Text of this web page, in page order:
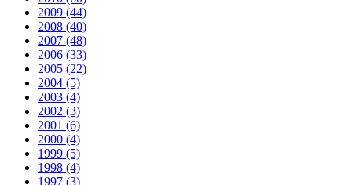
2009 (44)
2008 (40)
2007 (48)
2006 (33)
2005 (22)
2004 (5)
2003 (4)
2002 (3)
2001 (6)
2000 (4)
1999 (5)
1998 (4)
1997 (3)